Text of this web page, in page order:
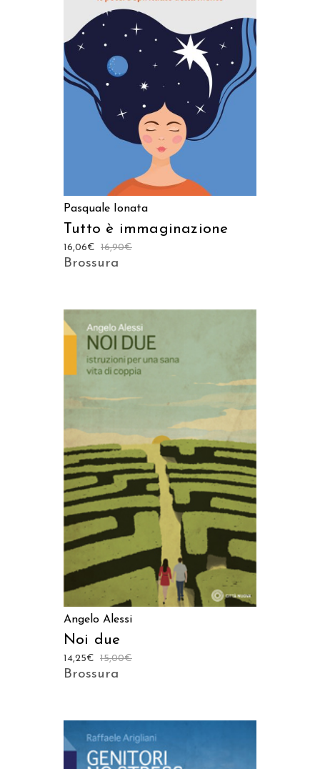
AGGIUNGI AL CARRELLO
Pasquale Ionata
Tutto è immaginazione
16,90€
16,06€
Brossura
AGGIUNGI AL CARRELLO
Angelo Alessi
Noi due
15,00€
14,25€
Brossura